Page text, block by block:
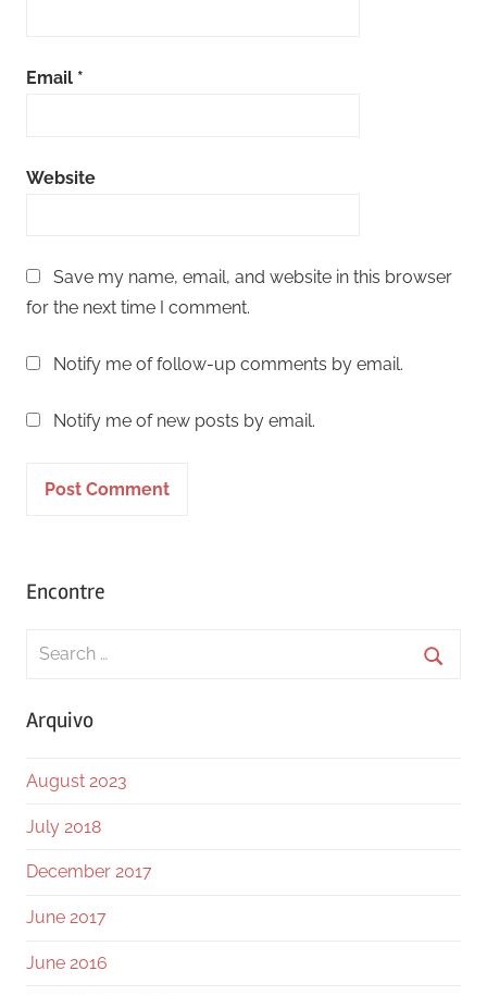
Email *
Website
Save my name, email, and website in this browser
for the next time I comment.
Notify me of follow-up comments by email.
Notify me of new posts by email.
Encontre
Search
Arquivo
August 2023
July 2018
December 2017
June 2017
June 2016